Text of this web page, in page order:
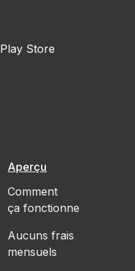
Aperçu
Comment
ça fonctionne
Aucuns frais
mensuels